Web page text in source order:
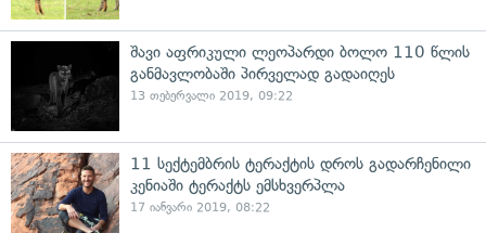
შავი აფრიკული ლეოპარდი ბოლო 110 წლის
განმავლობაში პირველად გადაიღეს
13 თებერვალი 2019, 09:22
11 სექტემბრის ტერაქტის დროს გადარჩენილი
კენიაში ტერაქტს ემსხვერპლა
17 იანვარი 2019, 08:22